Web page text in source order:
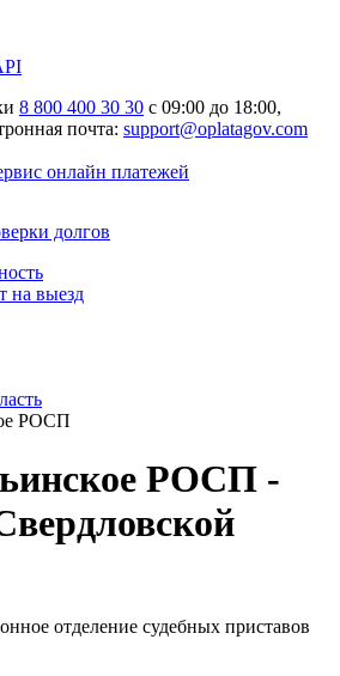
8 800 400 30 30 с 09:00 до 18:00,
почта: support@oplatagov.com
онлайн платежей
долгов
на выезд
РОСП
РОСП -
отделение судебных приставов